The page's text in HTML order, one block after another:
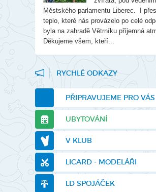
Městského parlamentu Liberec. I
teplo, které nás provázelo po celé
byla na zahradě Větrníku příjemná
Děkujeme všem, kteří...
RYCHLÉ ODKAZY
PŘIPRAVUJEME PRO VÁS
UBYTOVÁNÍ
V KLUB
LICARD - MODELÁŘI
LD SPOJÁČEK